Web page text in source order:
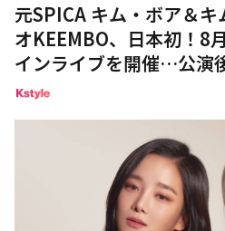
元SPICA キム・ボア＆
オKEEMBO、日本初！8
インライブを開催…公演